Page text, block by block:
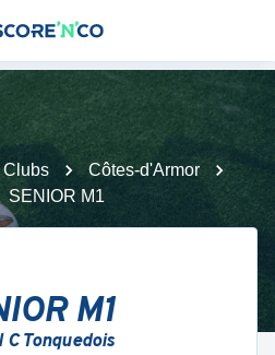
Clubs
Côtes-d'Armor
SENIOR M1
M1
Tonquedois